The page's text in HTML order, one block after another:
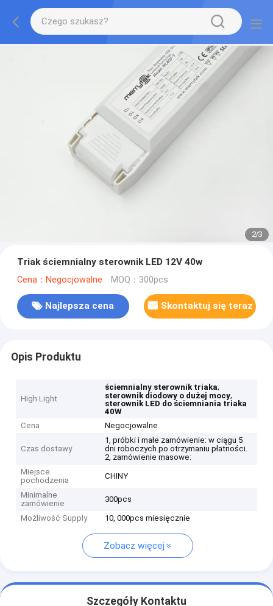
2/3
Triak ściemnialny sterownik LED 12V 40w
Cena：Negocjowalne MOQ：300pcs
Najlepsza cena Skontaktuj się teraz
Opis Produktu
High Light
ściemnialny sterownik triaka,
sterownik diodowy o dużej mocy,
sterownik LED do ściemniania triaka
40W
Cena
Negocjowalne
Czas dostawy
1, próbki i małe zamówienie: w ciągu 5
dni roboczych po otrzymaniu płatności.
2, zamówienie masowe:
Miejsce
pochodzenia
CHINY
Minimalne
zamówienie
300pcs
Możliwość Supply 10, 000pcs miesięcznie
Zobacz więcej
Szczegóły Kontaktu